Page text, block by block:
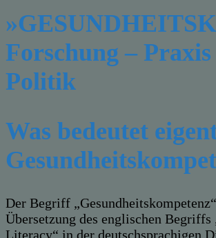
Forschung – Praxis
Politik
Was bedeutet
Der Begriff
Übersetzung des englischen Begriffs
Literacy“ in der deutschsprachigen